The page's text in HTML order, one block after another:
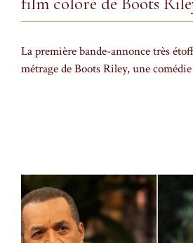
La première bande-annonce très
métrage de Boots Riley, une